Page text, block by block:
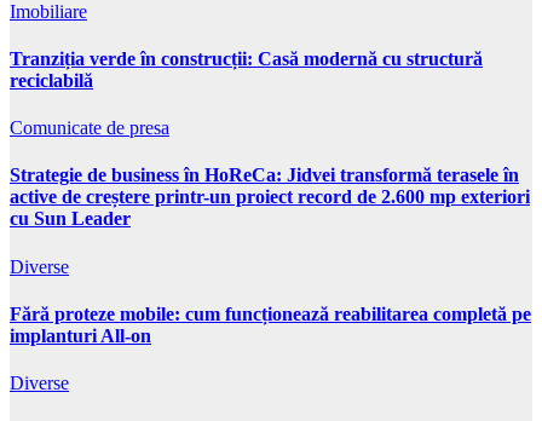
Imobiliare
Tranziția verde în construcții: Casă modernă cu structură
reciclabilă
Comunicate de presa
Strategie de business în HoReCa: Jidvei transformă terasele în
active de creștere printr-un proiect record de 2.600 mp exteriori
cu Sun Leader
Diverse
Fără proteze mobile: cum funcționează reabilitarea completă pe
implanturi All-on
Diverse